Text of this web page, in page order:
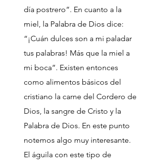
día postrero”. En cuanto a la
miel, la Palabra de Dios dice:
“¡Cuán dulces son a mi paladar
tus palabras! Más que la miel a
mi boca”. Existen entonces
como alimentos básicos del
cristiano la carne del Cordero de
Dios, la sangre de Cristo y la
Palabra de Dios. En este punto
notemos algo muy interesante.
El águila con este tipo de